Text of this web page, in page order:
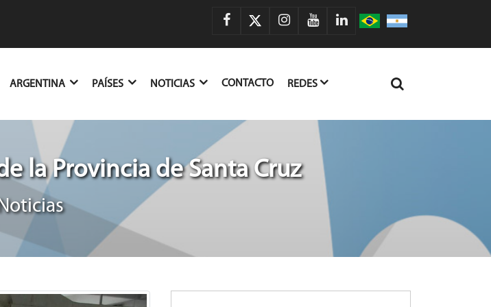
ARGENTINA PAÍSES NOTICIAS CONTACTO REDES
la Provincia de Santa Cruz